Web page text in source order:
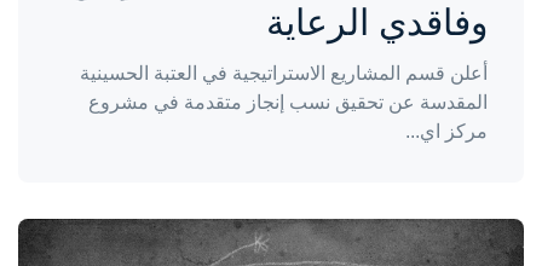
وفاقدي الرعاية
أعلن قسم المشاريع الاستراتيجية في العتبة الحسينية
المقدسة عن تحقيق نسب إنجاز متقدمة في مشروع
مركز اي...
واحة المرأة